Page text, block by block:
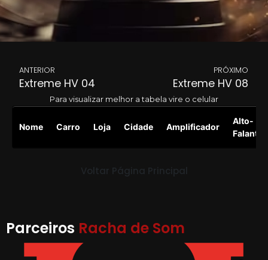
ANTERIOR
Extreme HV 04
PRÓXIMO
Extreme HV 08
Para visualizar melhor a tabela vire o celular
Nome Carro Loja Cidade Amplificador
Alto-
Falante
Voltar Página Principal
Parceiros Racha de Som